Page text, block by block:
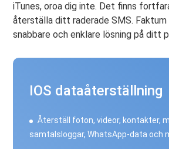
iTunes, oroa dig inte. Det finns
återställa ditt raderade SMS. Faktum
snabbare och enklare lösning på ditt
IOS dataåterställning
Återställ foton, videor, kontakter,
samtalsloggar, WhatsApp-data och